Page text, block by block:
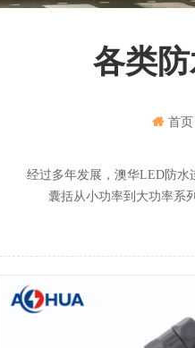
各类
首页
经过多年发展，澳华LED防水连
囊括从小功率到大功率系列，从